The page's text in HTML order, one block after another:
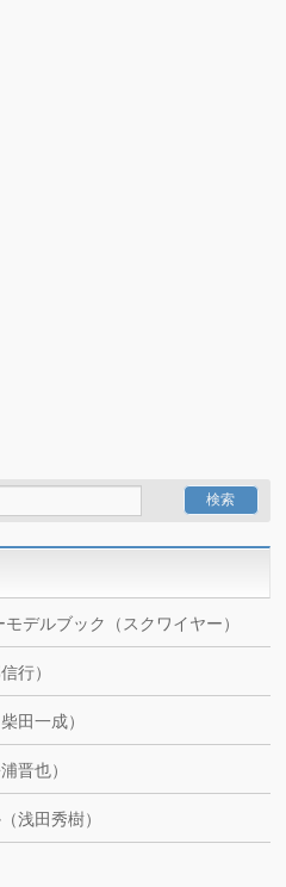
デルブック（スクワイヤー）
行）
田一成）
晋也）
浅田秀樹）